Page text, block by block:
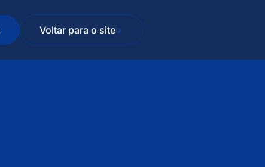
Voltar para o site